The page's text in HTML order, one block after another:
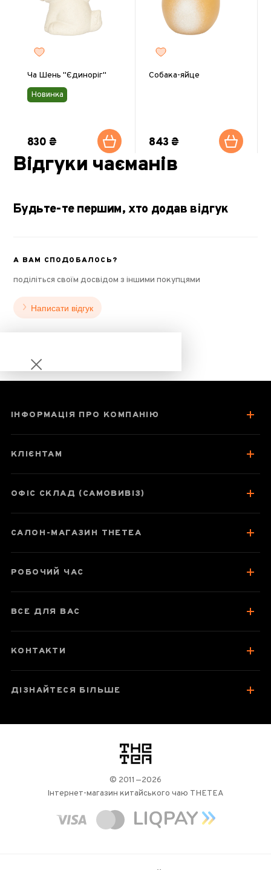
Ча Шень "Єдиноріг"
Новинка
830 ₴
Собака-яйце
843 ₴
Відгуки чаєманів
Будьте-те першим, хто додав відгук
А ВАМ СПОДОБАЛОСЬ?
поділіться своїм досвідом з іншими покупцями
Написати відгук
Гайвань
Паспорт товару
Колекція подібних товарів
ІНФОРМАЦІЯ ПРО КОМПАНІЮ
КЛІЄНТАМ
ОФІС СКЛАД (САМОВИВІЗ)
САЛОН-МАГАЗИН THETEA
РОБОЧИЙ ЧАС
ВСЕ ДЛЯ ВАС
КОНТАКТИ
ДІЗНАЙТЕСЯ БІЛЬШЕ
логотип
© 2011—2026
Інтернет-магазин китайського чаю THETEA